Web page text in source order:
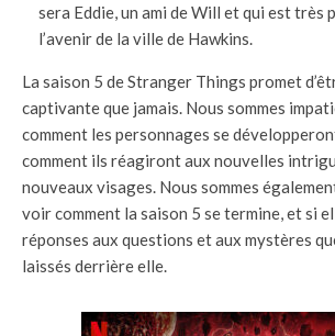
sera Eddie, un ami de Will et qui est très
l’avenir de la ville de Hawkins.
La saison 5 de Stranger Things promet
captivante que jamais. Nous sommes
comment les personnages se
comment ils réagiront aux nouvelles
nouveaux visages. Nous sommes
voir comment la saison 5 se termine, et si
réponses aux questions et aux mystères
laissés derrière elle.